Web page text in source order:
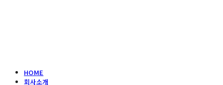
HOME
회사소개